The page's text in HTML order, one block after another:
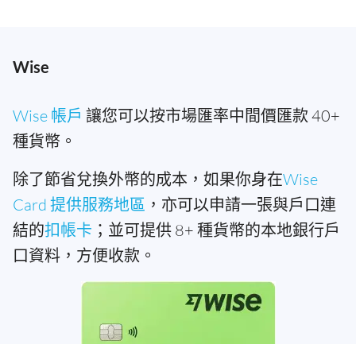
Wise
Wise 帳戶 讓您可以按市場匯率中間價匯款 40+
種貨幣。
除了節省兌換外幣的成本，如果你身在Wise
Card 提供服務地區 ，亦可以申請一張與戶口連
結的扣帳卡 ；並可提供 8+ 種貨幣的本地銀行戶
口資料，方便收款。